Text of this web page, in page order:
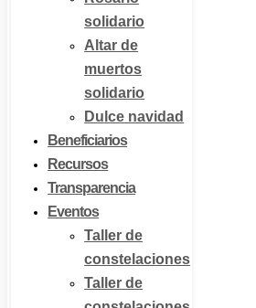
solidario
Altar de
muertos
solidario
Dulce navidad
Beneficiarios
Recursos
Transparencia
Eventos
Taller de
constelaciones
Taller de